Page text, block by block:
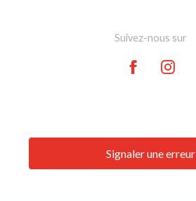
Suivez-nous sur
Signaler une erreur